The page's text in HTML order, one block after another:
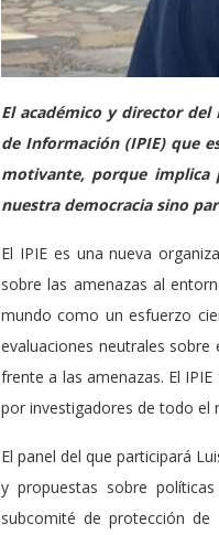
El académico y director
de Información (IPIE) que
motivante, porque implica
nuestra democracia sino
El IPIE es una nueva
sobre las amenazas al
mundo como un esfuerzo
evaluaciones neutrales
frente a las amenazas. El
por investigadores de todo el
El panel del que participará
y propuestas sobre
subcomité de protección